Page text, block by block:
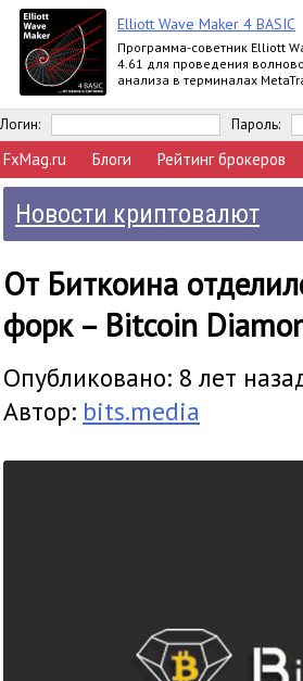
Elliott Wave Maker 4 BASIC
Программа-советник Elliott
4.61 для проведения
анализа в терминалах
Extended
Логин: Пароль:
FxMag.ru Блоги Рейтинг брокеров
Новости криптовалют
От Биткоина
форк – Bitcoin
Опубликовано: 8 лет
Автор: bits.media